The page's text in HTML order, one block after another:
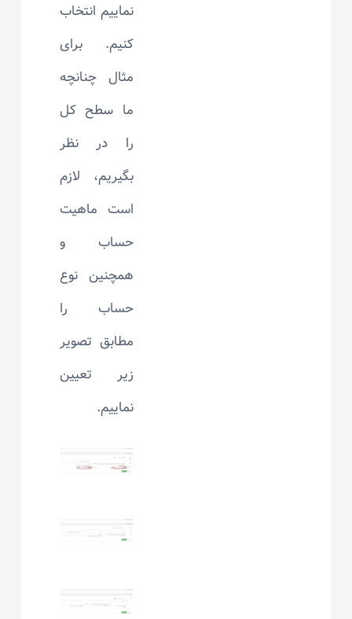
نماییم انتخاب
کنیم. برای
مثال چنانچه
ما سطح کل
را در نظر
بگیریم، لازم
است ماهیت
حساب و
همچنین نوع
حساب را
مطابق تصویر
زیر تعیین
نماییم.